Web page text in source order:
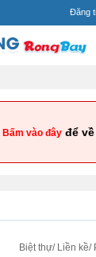
Đăng
Bấm vào đây để
Biệt thự/ Liền kề/